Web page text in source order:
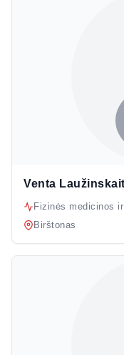
Venta
Fizinės medicinos
Birštonas